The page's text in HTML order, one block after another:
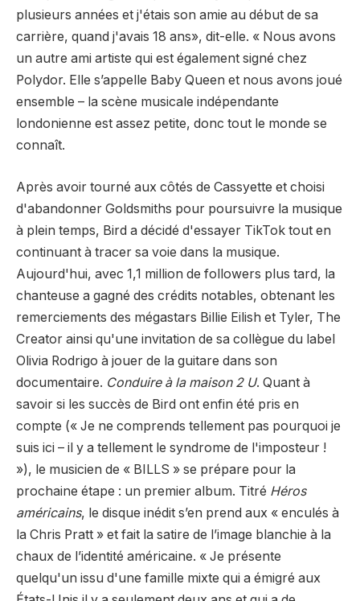
plusieurs années et j'étais son amie au début de sa
carrière, quand j'avais 18 ans», dit-elle. « Nous avons
un autre ami artiste qui est également signé chez
Polydor. Elle s’appelle Baby Queen et nous avons joué
ensemble – la scène musicale indépendante
londonienne est assez petite, donc tout le monde se
connaît.
Après avoir tourné aux côtés de Cassyette et choisi
d'abandonner Goldsmiths pour poursuivre la musique
à plein temps, Bird a décidé d'essayer TikTok tout en
continuant à tracer sa voie dans la musique.
Aujourd'hui, avec 1,1 million de followers plus tard, la
chanteuse a gagné des crédits notables, obtenant les
remerciements des mégastars Billie Eilish et Tyler, The
Creator ainsi qu'une invitation de sa collègue du label
Olivia Rodrigo à jouer de la guitare dans son
documentaire. Conduire à la maison 2 U. Quant à
savoir si les succès de Bird ont enfin été pris en
compte (« Je ne comprends tellement pas pourquoi je
suis ici – il y a tellement le syndrome de l'imposteur !
»), le musicien de « BILLS » se prépare pour la
prochaine étape : un premier album. Titré Héros
américains, le disque inédit s’en prend aux « enculés à
la Chris Pratt » et fait la satire de l’image blanchie à la
chaux de l’identité américaine. « Je présente
quelqu'un issu d'une famille mixte qui a émigré aux